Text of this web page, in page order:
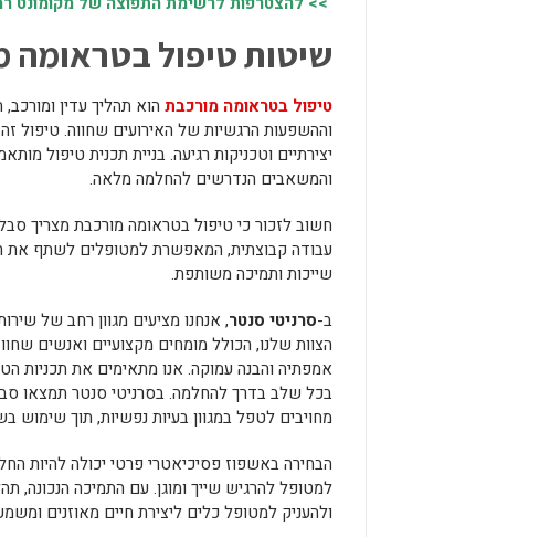
שיטות טיפול בטראומה
טיפול בטראומה מורכבת הוא תהליך עדין
וההשפעות הרגשיות של האירועים שחווה. טיפול
יצירתיים וטכניקות רגיעה. בניית תכנית טיפול
והמשאבים הנדרשים להחלמה מלאה.
חשוב לזכור כי טיפול בטראומה מורכבת מצריך
עבודה קבוצתית, המאפשרת למטופלים לשתף את
שייכות ותמיכה משותפת.
ב-סרניטי סנטר, אנחנו מציעים מגוון רחב של
הצוות שלנו, הכולל מומחים מקצועיים ואנשים
אמפתיה והבנה עמוקה. אנו מתאימים את תכניות
בכל שלב בדרך להחלמה. בסרניטי סנטר תמצאו
מחויבים לטפל במגוון בעיות נפשיות, תוך
הבחירה באשפוז פסיכיאטרי פרטי יכולה להיות
למטופל להרגיש שייך ומוגן. עם התמיכה הנכונה,
ולהעניק למטופל כלים ליצירת חיים מאוזנים